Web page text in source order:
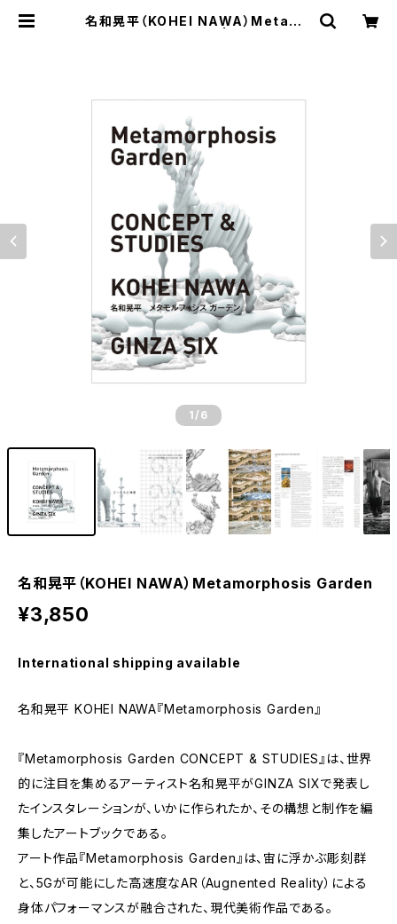
名和晃平（KOHEI NAWA）Metamo
1 /6
名和晃平（KOHEI NAWA）Metamorphosis Garden
¥3,850
International shipping available
名和晃平 KOHEI NAWA『Metamorphosis Garden』
『Metamorphosis Garden CONCEPT & STUDIES』は、世界
的に注目を集めるアーティスト名和晃平がGINZA SIXで発表し
たインスタレーションが、いかに作られたか、その構想と制作を編
集したアートブックである。
アート作品『Metamorphosis Garden』は、宙に浮かぶ彫刻群
と、5Gが可能にした高速度なAR（Augnented Reality）による
身体パフォーマンスが融合された、現代美術作品である。